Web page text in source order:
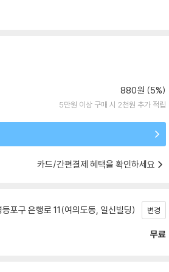
880원 (5%)
5만원 이상 구매 시 2천원 추가 적립
카드/간편결제 혜택을 확인하세요
포구 은행로 11(여의도동, 일신빌딩) 변경
무료